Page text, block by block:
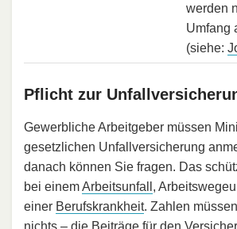
werden
Umfang
(siehe:
Pflicht zur
Gewerbliche Arbeitgeber müssen
gesetzlichen Unfall­ver­sicherung
danach können Sie fragen. Das
bei einemArbeitsunfall ,
einer Berufskrankheit. Zahlen
nichts – die Beiträge für den